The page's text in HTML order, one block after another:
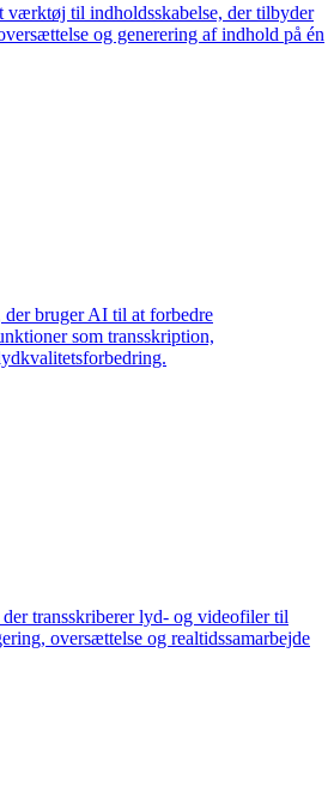
værktøj til indholdsskabelse, der tilbyder
og generering af indhold på én
bruger AI til at forbedre
som transskription,
transskriberer lyd- og videofiler til
oversættelse og realtidssamarbejde